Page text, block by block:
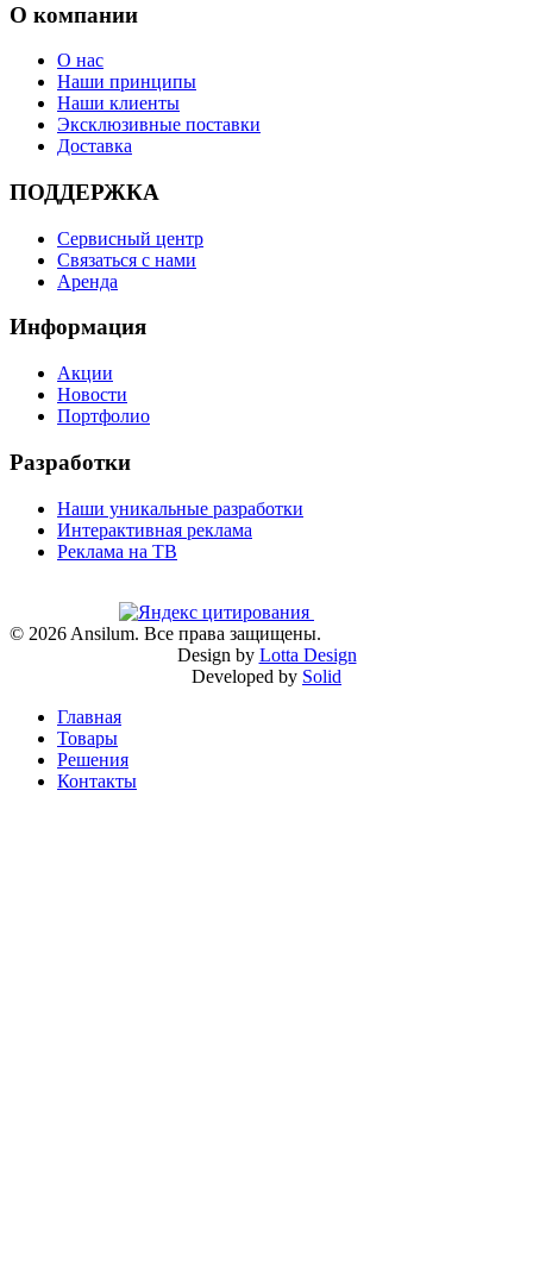
О компании
О нас
Наши принципы
Наши клиенты
Эксклюзивные поставки
Доставка
ПОДДЕРЖКА
Сервисный центр
Связаться с нами
Аренда
Информация
Акции
Новости
Портфолио
Разработки
Наши уникальные разработки
Интерактивная реклама
Реклама на ТВ
© 2026 Ansilum. Все права защищены.
Design by Lotta Design
Developed by Solid
Главная
Товары
Решения
Контакты